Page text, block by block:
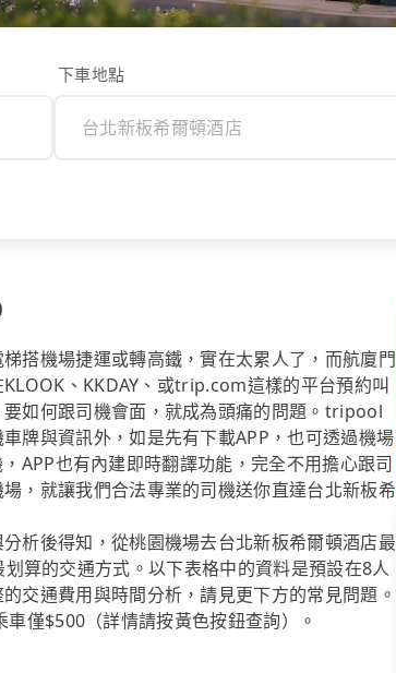
下車地點
搭機場捷運或轉高鐵，實在太累人了，而航廈門
、KKDAY、或trip.com這樣的平台預約叫
如何跟司機會面，就成為頭痛的問題。tripool
牌與資訊外，如是先有下載APP，也可透過機場
APP也有內建即時翻譯功能，完全不用擔心跟司
，就讓我們合法專業的司機送你直達台北新板希
析後得知，從桃園機場去台北新板希爾頓酒店最
算的交通方式。以下表格中的資料是預設在8人
交通費用與時間分析，請見更下方的常見問題。
僅$500（詳情請按黃色按鈕查詢）。